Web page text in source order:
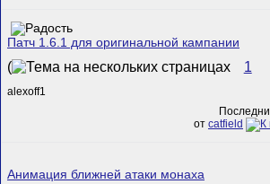
Патч 1.6.1 для оригинальной кампании
( 1
alexoff1
от catfield
Анимация ближней атаки монаха